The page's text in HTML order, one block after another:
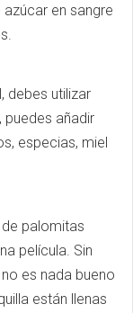
en sangre
debes utilizar
puedes añadir
especias, miel
palomitas
película. Sin
es nada bueno
están llenas